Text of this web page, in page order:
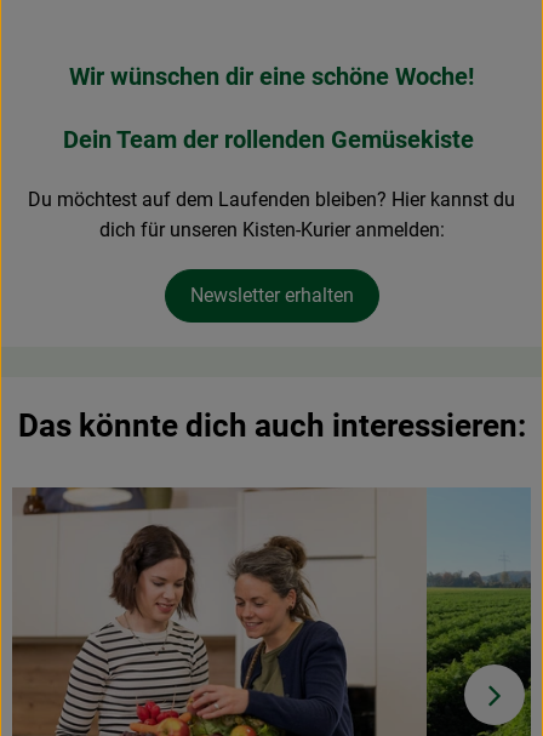
Wir wünschen dir eine schöne Woche!
Dein Team der rollenden Gemüsekiste
Du möchtest auf dem Laufenden bleiben? Hier kannst du
dich für unseren Kisten-Kurier anmelden:
Newsletter erhalten
Das könnte dich auch interessieren: